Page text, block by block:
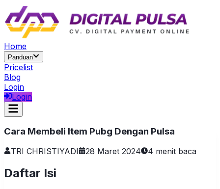
Home
Panduan
Pricelist
Blog
Login
Login
Cara Membeli Item Pubg Dengan Pulsa
TRI CHRISTIYADI 28 Maret 2024 4 menit baca
Daftar Isi